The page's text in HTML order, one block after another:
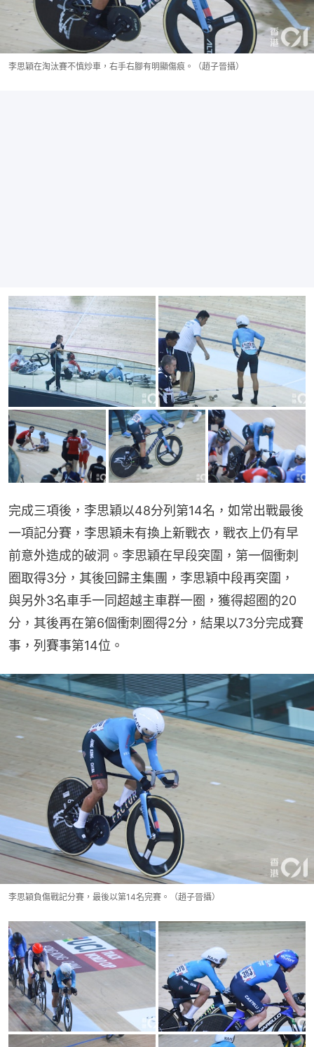
李思穎在淘汰賽不慎炒車，右手右腳有明顯傷痕。（趙子晉攝）
完成三項後，李思穎以48分列第14名，如常出戰最後
一項記分賽，李思穎未有換上新戰衣，戰衣上仍有早
前意外造成的破洞。李思穎在早段突圍，第一個衝刺
圈取得3分，其後回歸主集團，李思穎中段再突圍，
與另外3名車手一同超越主車群一圈，獲得超圈的20
分，其後再在第6個衝刺圈得2分，結果以73分完成賽
事，列賽事第14位。
李思穎負傷戰記分賽，最後以第14名完賽。（趙子晉攝）